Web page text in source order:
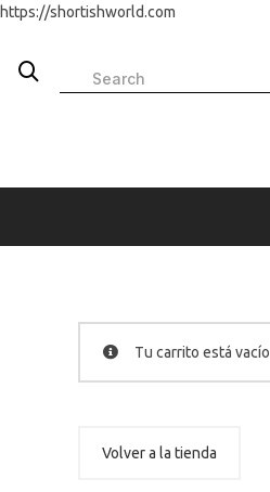
https://shortishworld.com
Tu carrito está
Volver a la tienda